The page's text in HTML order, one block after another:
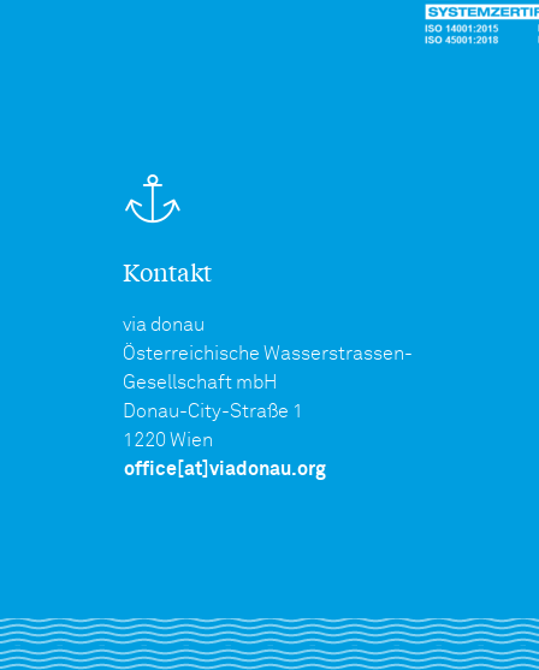
Kontakt
via donau
Österreichische Wasserstrassen-
Gesellschaft mbH
Donau-City-Straße 1
1220 Wien
office[at]viadonau.org